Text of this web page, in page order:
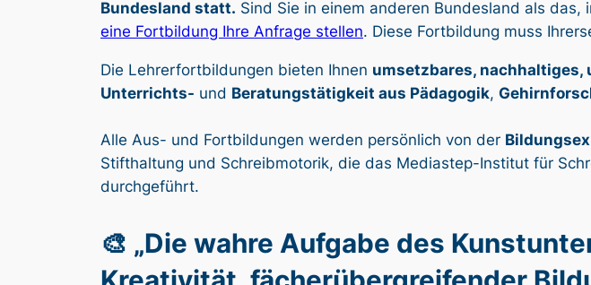
Bundesland statt. Sind Sie in einem anderen Bundesland als
eine Fortbildung Ihre Anfrage stellen. Diese Fortbildung muss
Die Lehrerfortbildungen bieten Ihnen umsetzbares,
Unterrichts- und Beratungstätigkeit aus Pädagogik,
Alle Aus- und Fortbildungen werden persönlich von der
Stifthaltung und Schreibmotorik, die das Mediastep-Institut für
durchgeführt.
🎨 „Die wahre Aufgabe des